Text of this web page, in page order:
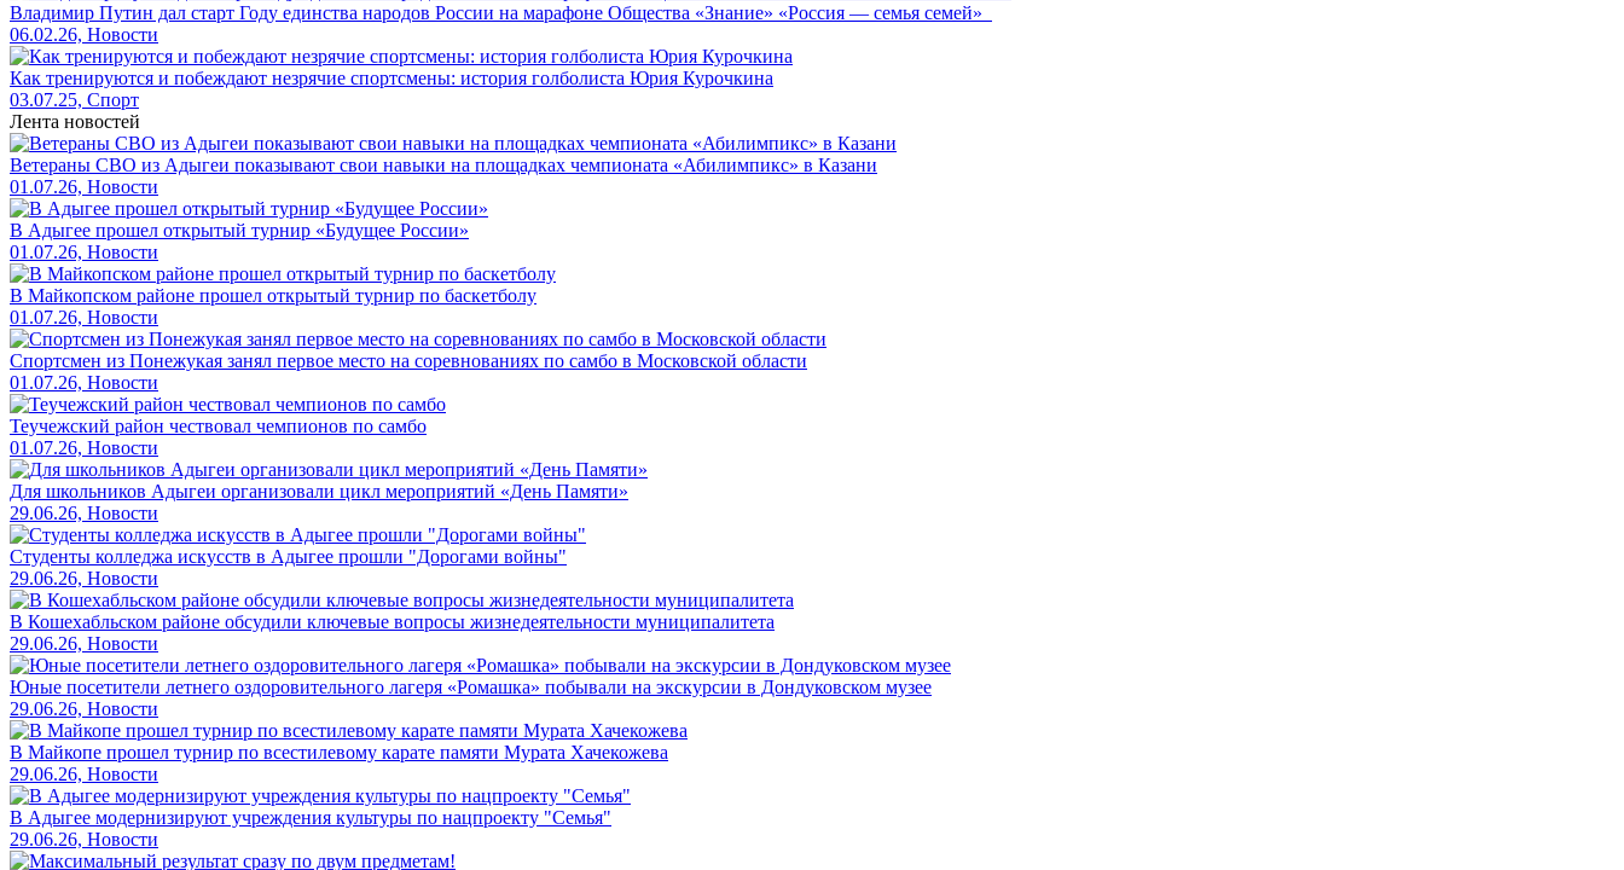
Владимир Путин дал старт Году единства народов России на марафоне Общества «Знание» «Россия — семья семей»
06.02.26, Новости
Как тренируются и побеждают незрячие спортсмены: история голболиста Юрия Курочкина
03.07.25, Спорт
Лента новостей
Ветераны СВО из Адыгеи показывают свои навыки на площадках чемпионата «Абилимпикс» в Казани
01.07.26, Новости
В Адыгее прошел открытый турнир «Будущее России»
01.07.26, Новости
В Майкопском районе прошел открытый турнир по баскетболу
01.07.26, Новости
Спортсмен из Понежукая занял первое место на соревнованиях по самбо в Московской области
01.07.26, Новости
Теучежский район чествовал чемпионов по самбо
01.07.26, Новости
Для школьников Адыгеи организовали цикл мероприятий «День Памяти»
29.06.26, Новости
Студенты колледжа искусств в Адыгее прошли "Дорогами войны"
29.06.26, Новости
В Кошехабльском районе обсудили ключевые вопросы жизнедеятельности муниципалитета
29.06.26, Новости
Юные посетители летнего оздоровительного лагеря «Ромашка» побывали на экскурсии в Дондуковском музее
29.06.26, Новости
В Майкопе прошел турнир по всестилевому карате памяти Мурата Хачекожева
29.06.26, Новости
В Адыгее модернизируют учреждения культуры по нацпроекту "Семья"
29.06.26, Новости